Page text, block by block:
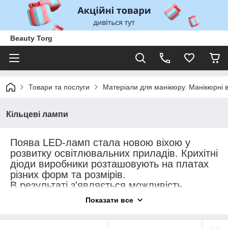
Beauty Torg
Товари та послуги Матеріали для манікюру. Манікюрні
Кільцеві лампи
Поява LED-ламп стала новою віхою у
розвитку освітлювальних приладів. Крихітні
діоди виробники розташовують на платах
різних форм та розмірів.
В результаті з'являється можливість
уникнути тіней та домогтися виняткової
кільцеву лампу вибрати, підібрати розмір,
Показати все